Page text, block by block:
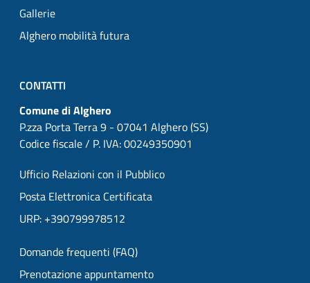
Gallerie
Alghero mobilità futura
CONTATTI
Comune di Alghero
P.zza Porta Terra 9 - 07041 Alghero (SS)
Codice fiscale / P. IVA: 00249350901
Ufficio Relazioni con il Pubblico
Posta Elettronica Certificata
URP: +390799978512
Domande frequenti (FAQ)
Prenotazione appuntamento